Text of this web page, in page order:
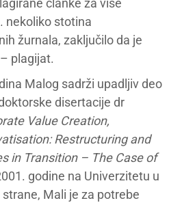
članke za više
nekoliko stotina
žurnala, zaključilo da je
plagijat.
Malog sadrži upadljiv deo
disertacije dr
Value Creation,
Restructuring and
in Transition – The Case of
godine na Univerzitetu u
Mali je za potrebe